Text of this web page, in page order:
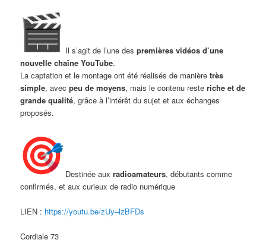
Il s’agit de l’une despremières vidéos d’une
nouvelle chaîne YouTube.
La captation et le montage ont été réalisés de manièretrès
simple, avecpeu de moyens, mais le contenu resteriche et de
grande qualité, grâce à l’intérêt du sujet et aux échanges
proposés.
Destinée auxradioamateurs, débutants comme
confirmés, et aux curieux de radio numérique
LIEN : https://youtu.be/zUy–lzBFDs
Cordiale 73